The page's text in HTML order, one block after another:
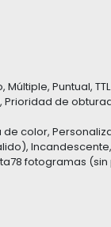
Puntual,
Prioridad de
color,
fotogramas